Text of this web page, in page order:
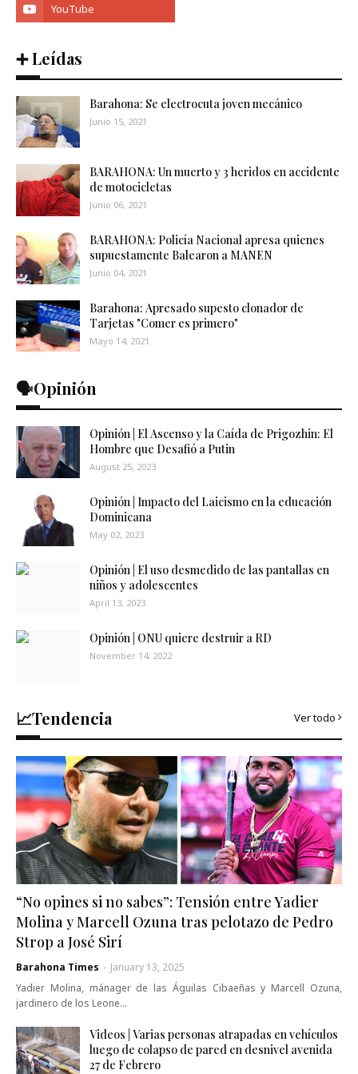
➕ Leídas
Barahona: Se electrocuta joven mecánico
Junio 15, 2021
BARAHONA: Un muerto y 3 heridos en accidente
de motocicletas
Junio 06, 2021
BARAHONA: Policía Nacional apresa quienes
supuestamente Balearon a MANEN
Junio 04, 2021
Barahona: Apresado supesto clonador de
Tarjetas "Comer es primero"
Mayo 14, 2021
🗣️Opinión
Opinión | El Ascenso y la Caída de Prigozhin: El
Hombre que Desafió a Putin
August 25, 2023
Opinión | Impacto del Laicismo en la educación
Dominicana
May 02, 2023
Opinión | El uso desmedido de las pantallas en
niños y adolescentes
April 13, 2023
Opinión | ONU quiere destruir a RD
November 14, 2022
📈Tendencia Ver todo
“No opines si no sabes”: Tensión entre Yadier
Molina y Marcell Ozuna tras pelotazo de Pedro
Strop a José Sirí
Barahona Times - January 13, 2025
Yadier Molina, mánager de las Águilas Cibaeñas y Marcell Ozuna,
jardinero de los Leone…
Videos | Varias personas atrapadas en vehículos
luego de colapso de pared en desnivel avenida
27 de Febrero